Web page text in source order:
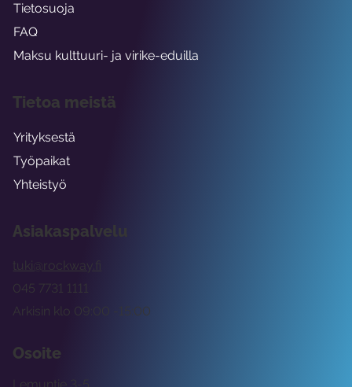
Asiakaspalvelu
tuki@rockway.fi
Arkisin klo 09:00 -15:00
045 7731 1111
Osoite
Tietosuoja
FAQ
Maksu kulttuuri- ja virike-eduilla
Tietoa meistä
Yrityksestä
Työpaikat
Yhteistyö